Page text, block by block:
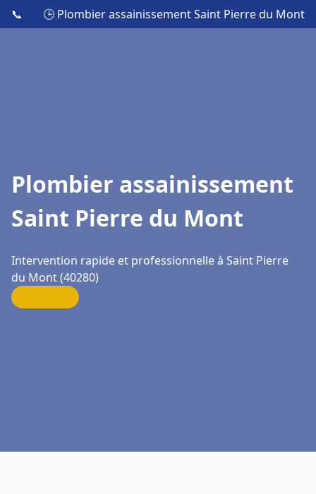
📞 🕒 Plombier assainissement Saint Pierre du Mont
Plombier assainissement
Saint Pierre du Mont
Intervention rapide et professionnelle à Saint Pierre
du Mont (40280)